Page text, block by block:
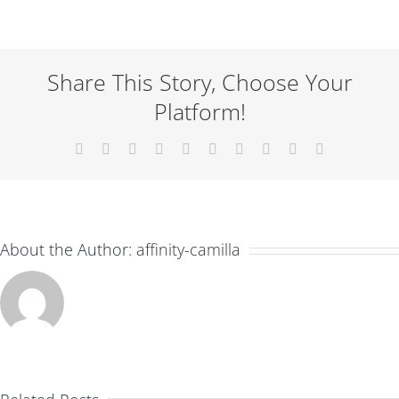
Share This Story, Choose Your
Platform!
Facebook Reddit LinkedInWhatsApp
TumblrPinterest Xing
About the Author: affinity-camilla